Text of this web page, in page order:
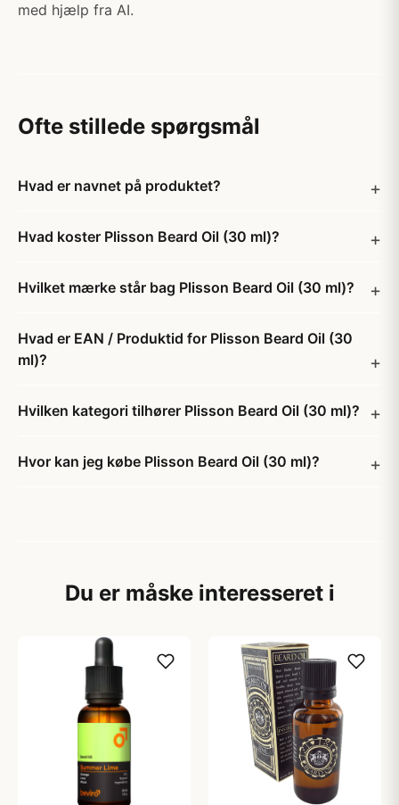
med hjælp fra AI.
Ofte stillede spørgsmål
Hvad er navnet på produktet?
Hvad koster Plisson Beard Oil (30 ml)?
Hvilket mærke står bag Plisson Beard Oil (30 ml)?
Hvad er EAN / Produktid for Plisson Beard Oil (30
ml)?
Hvilken kategori tilhører Plisson Beard Oil (30 ml)?
Hvor kan jeg købe Plisson Beard Oil (30 ml)?
Du er måske interesseret i